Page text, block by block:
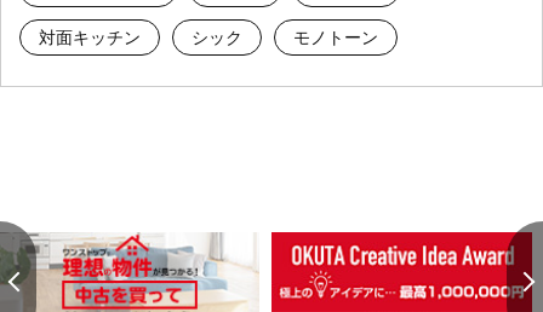
対面キッチン シック モノトーン